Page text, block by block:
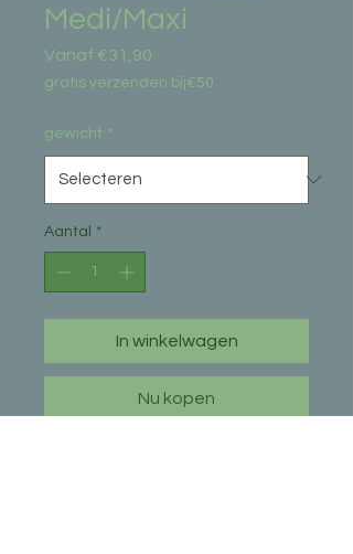
Medi/Maxi
Vanaf €31,90
gratis verzenden bij€50
gewicht *
Aantal *
In winkelwagen
Nu kopen